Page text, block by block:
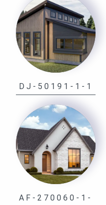
DJ-50191-1-1
AF-270060-1-